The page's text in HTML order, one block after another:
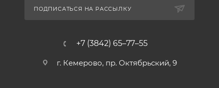
ПОДПИСАТЬСЯ НА РАССЫЛКУ
+7 (3842) 65–77–55
г. Кемерово, пр. Октябрьский, 9